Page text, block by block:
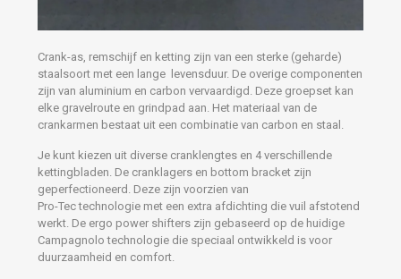
Crank-as, remschijf en ketting zijn van een sterke (geharde)
staalsoort met een lange levensduur. De overige componenten
zijn van aluminium en carbon vervaardigd. Deze groepset kan
elke gravelroute en grindpad aan. Het materiaal van de
crankarmen bestaat uit een combinatie van carbon en staal.
Je kunt kiezen uit diverse cranklengtes en 4 verschillende
kettingbladen. De cranklagers en bottom bracket zijn
geperfectioneerd. Deze zijn voorzien van
Pro-Tec technologie met een extra afdichting die vuil afstotend
werkt. De ergo power shifters zijn gebaseerd op de huidige
Campagnolo technologie die speciaal ontwikkeld is voor
duurzaamheid en comfort.